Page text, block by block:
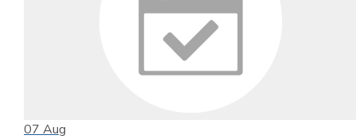
07 Aug